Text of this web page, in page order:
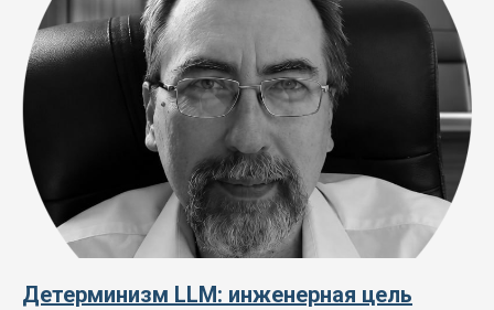
Детерминизм LLM: инженерная цель